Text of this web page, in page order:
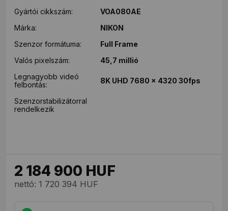
Gyártói cikkszám:
VOA080AE
Márka:
NIKON
Szenzor formátuma:
Full Frame
Valós pixelszám:
45,7 millió
Legnagyobb videó
felbontás:
8K UHD 7680 x 4320 30fps
Szenzorstabilizátorral
rendelkezik
2 184 900 HUF
nettó: 1 720 394 HUF